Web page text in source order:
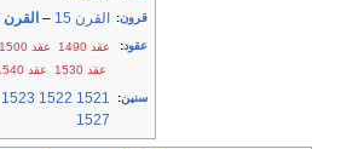
قرون: القرن 15 – القرن 16
عقود: عقد 1490 عقد 1500
عقد 1530
عقد 1540
سنين:
1521
1522
1523
1527